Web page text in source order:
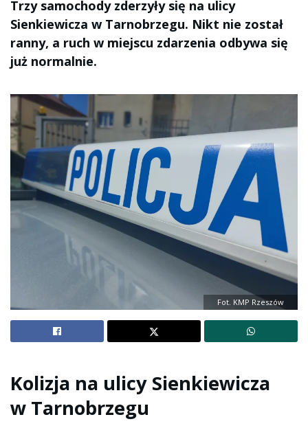
Trzy samochody zderzyły się na ulicy
Sienkiewicza w Tarnobrzegu. Nikt nie został
ranny, a ruch w miejscu zdarzenia odbywa się
już normalnie.
Fot. KMP Rzeszów
Kolizja na ulicy Sienkiewicza
w Tarnobrzegu